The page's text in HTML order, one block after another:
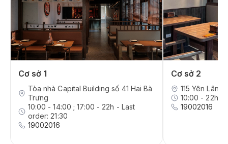
Cơ sở 1
Tòa nhà Capital Building số 41 Hai Bà
Trưng
10:00 - 14:00 ; 17:00 - 22h - Last
order: 21:30
19002016
Cơ sở 2
115 Yên
10:00 - 22h -
19002016